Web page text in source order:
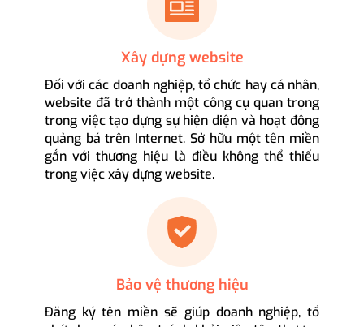
Xây dựng website
Đối với các doanh nghiệp, tổ chức hay cá nhân,
website đã trở thành một công cụ quan trọng
trong việc tạo dựng sự hiện diện và hoạt động
quảng bá trên Internet. Sở hữu một tên miền
gắn với thương hiệu là điều không thể thiếu
trong việc xây dựng website.
Bảo vệ thương hiệu
Đăng ký tên miền sẽ giúp doanh nghiệp, tổ